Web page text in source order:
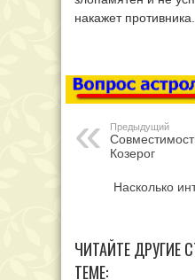
накажет противника.
Предыдущий
Козерог
Насколько
ЧИТАЙТЕ ДРУГИЕ
ТЕМЕ: